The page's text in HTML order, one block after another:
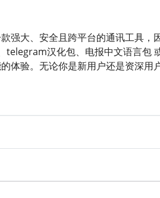
强大、安全且跨平台的通讯工具，
telegram汉化包、电报中文语言包
体验。无论你是新用户还是资深用